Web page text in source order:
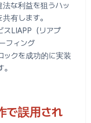
法な利益を狙うハッ
有します。
スLIAPP（リアプ
フィング
ックを成功的に実装
で誤用され